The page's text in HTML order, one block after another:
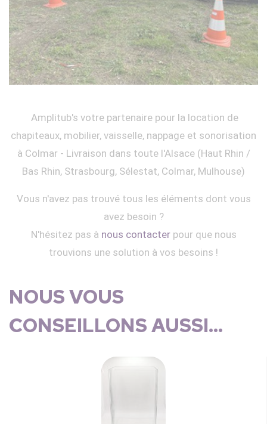
Amplitub's votre partenaire pour la location de
chapiteaux, mobilier, vaisselle, nappage et sonorisation
à Colmar - Livraison dans toute l'Alsace (Haut Rhin /
Bas Rhin, Strasbourg, Sélestat, Colmar, Mulhouse)
Vous n'avez pas trouvé tous les éléments dont vous
avez besoin ?
N'hésitez pas à nous contacterpour que nous
trouvions une solution à vos besoins !
NOUS VOUS
CONSEILLONS AUSSI...